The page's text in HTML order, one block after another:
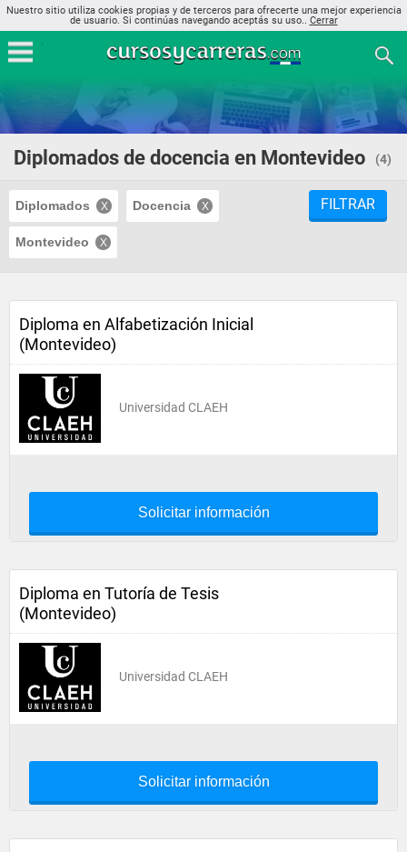
Nuestro sitio utiliza cookies propias y de terceros para ofrecerte una mejor experiencia
de usuario. Si continúas navegando aceptás su uso.. Cerrar
Diplomados de docencia en Montevideo (4)
Diplomados Docencia
Montevideo
FILTRAR
Diploma en Alfabetización Inicial
(Montevideo)
Universidad CLAEH
Solicitar información
Diploma en Tutoría de Tesis
(Montevideo)
Universidad CLAEH
Solicitar información